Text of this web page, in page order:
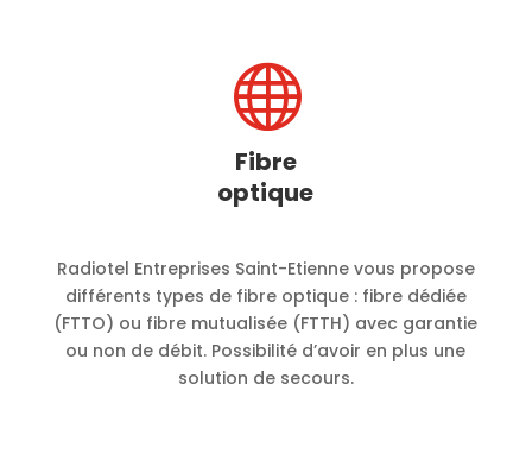

Fibre
optique
Radiotel Entreprises Saint-Etienne vous propose
différents types de fibre optique : fibre dédiée
(FTTO) ou fibre mutualisée (FTTH) avec garantie
ou non de débit. Possibilité d’avoir en plus une
solution de secours.